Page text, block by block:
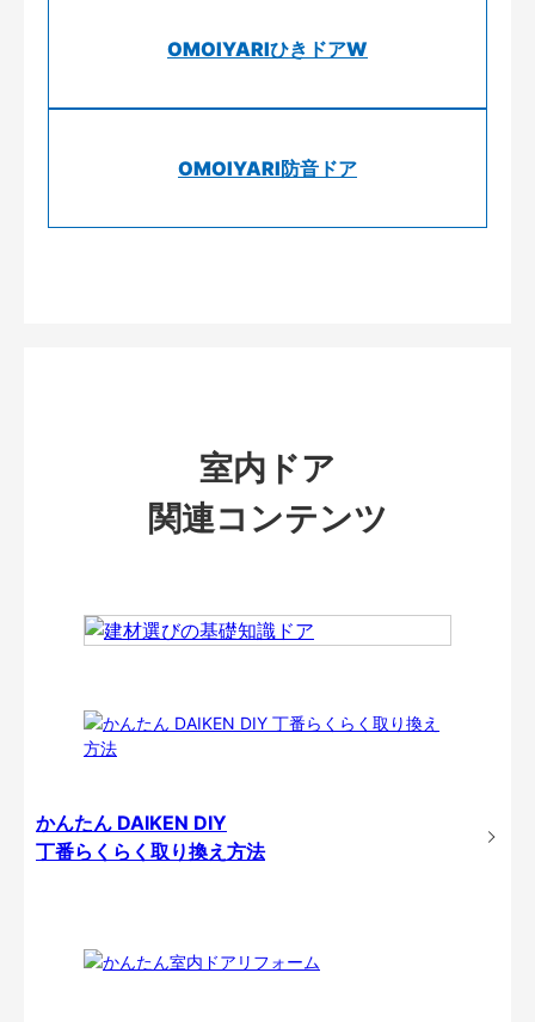
OMOIYARIひきドアW
OMOIYARI防音ドア
室内ドア
関連コンテンツ
かんたん DAIKEN DIY
丁番らくらく取り換え方法